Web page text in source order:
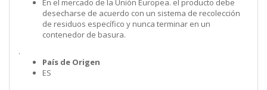
En el mercado de la Unión Europea. el producto debe
desecharse de acuerdo con un sistema de recolección
de residuos específico y nunca terminar en un
contenedor de basura.
.
País de Origen
ES